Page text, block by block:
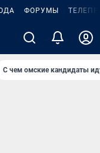
ФОРУМЫ
С чем омские кандидаты